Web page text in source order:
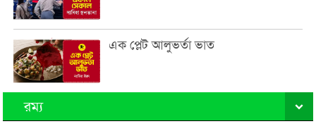
এক প্লেট আলুভর্তা ভাত
রম্য